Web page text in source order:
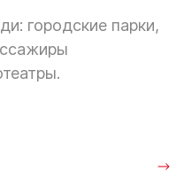
городские парки,